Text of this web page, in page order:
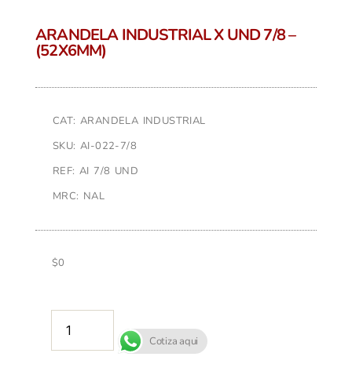
ARANDELA INDUSTRIAL X UND 7/8 –
(52X6MM)
CAT: ARANDELA INDUSTRIAL
SKU: AI-022-7/8
REF: AI 7/8 UND
MRC: NAL
$0
Cotiza aqui